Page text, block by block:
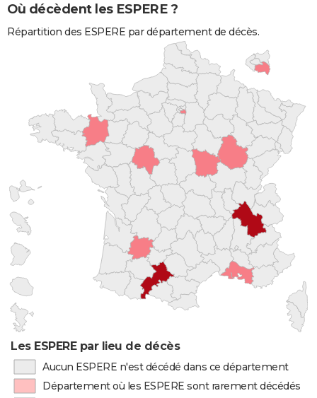
Où décèdent les ESPERE ?
Répartition des ESPERE par département de décès.
Les ESPERE par lieu de décès
Aucun ESPERE n'est décédé dans ce département
Département où les ESPERE sont rarement décédés